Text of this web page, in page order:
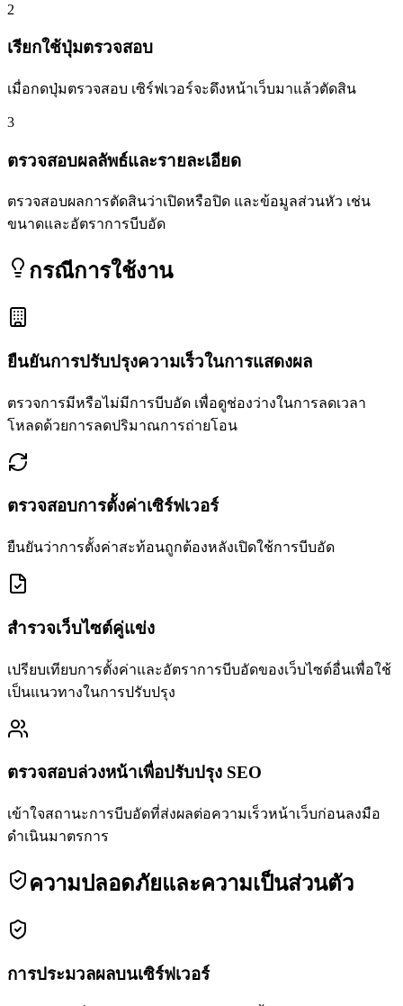
2
เรียกใช้ปุ่มตรวจสอบ
เมื่อกดปุ่มตรวจสอบ เซิร์ฟเวอร์จะดึงหน้าเว็บมาแล้วตัดสิน
3
ตรวจสอบผลลัพธ์และรายละเอียด
ตรวจสอบผลการตัดสินว่าเปิดหรือปิด และข้อมูลส่วนหัว เช่น
ขนาดและอัตราการบีบอัด
กรณีการใช้งาน
ยืนยันการปรับปรุงความเร็วในการแสดงผล
ตรวจการมีหรือไม่มีการบีบอัด เพื่อดูช่องว่างในการลดเวลา
โหลดด้วยการลดปริมาณการถ่ายโอน
ตรวจสอบการตั้งค่าเซิร์ฟเวอร์
ยืนยันว่าการตั้งค่าสะท้อนถูกต้องหลังเปิดใช้การบีบอัด
สำรวจเว็บไซต์คู่แข่ง
เปรียบเทียบการตั้งค่าและอัตราการบีบอัดของเว็บไซต์อื่นเพื่อใช้
เป็นแนวทางในการปรับปรุง
ตรวจสอบล่วงหน้าเพื่อปรับปรุง SEO
เข้าใจสถานะการบีบอัดที่ส่งผลต่อความเร็วหน้าเว็บก่อนลงมือ
ดำเนินมาตรการ
ความปลอดภัยและความเป็นส่วนตัว
การประมวลผลบนเซิร์ฟเวอร์